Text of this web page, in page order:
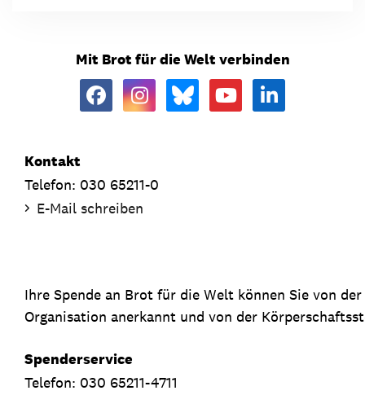
Mit Brot für die Welt verbinden
Kontakt
Telefon: 030 65211-0
E-Mail schreiben
Ihre Spende an Brot für die Welt können Sie von
Organisation anerkannt und von der
Spenderservice
Telefon: 030 65211-4711